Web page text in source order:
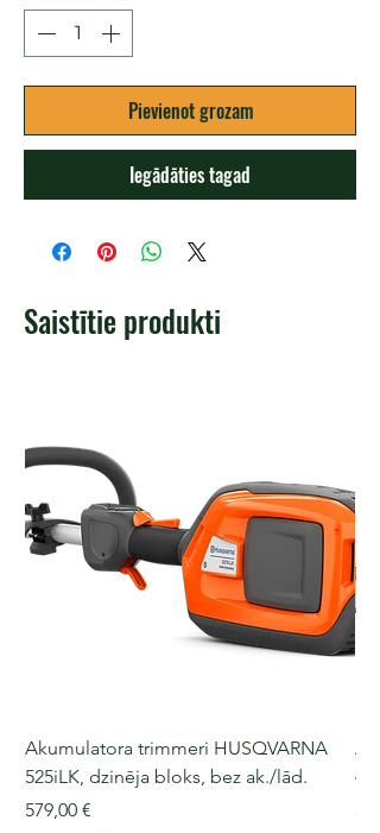
Pievienot grozam
Iegādāties tagad
Saistītie produkti
Akumulatora trimmeri HUSQVARNA
525iLK, dzinēja bloks, bez ak./lād.
Cena
579,00 €